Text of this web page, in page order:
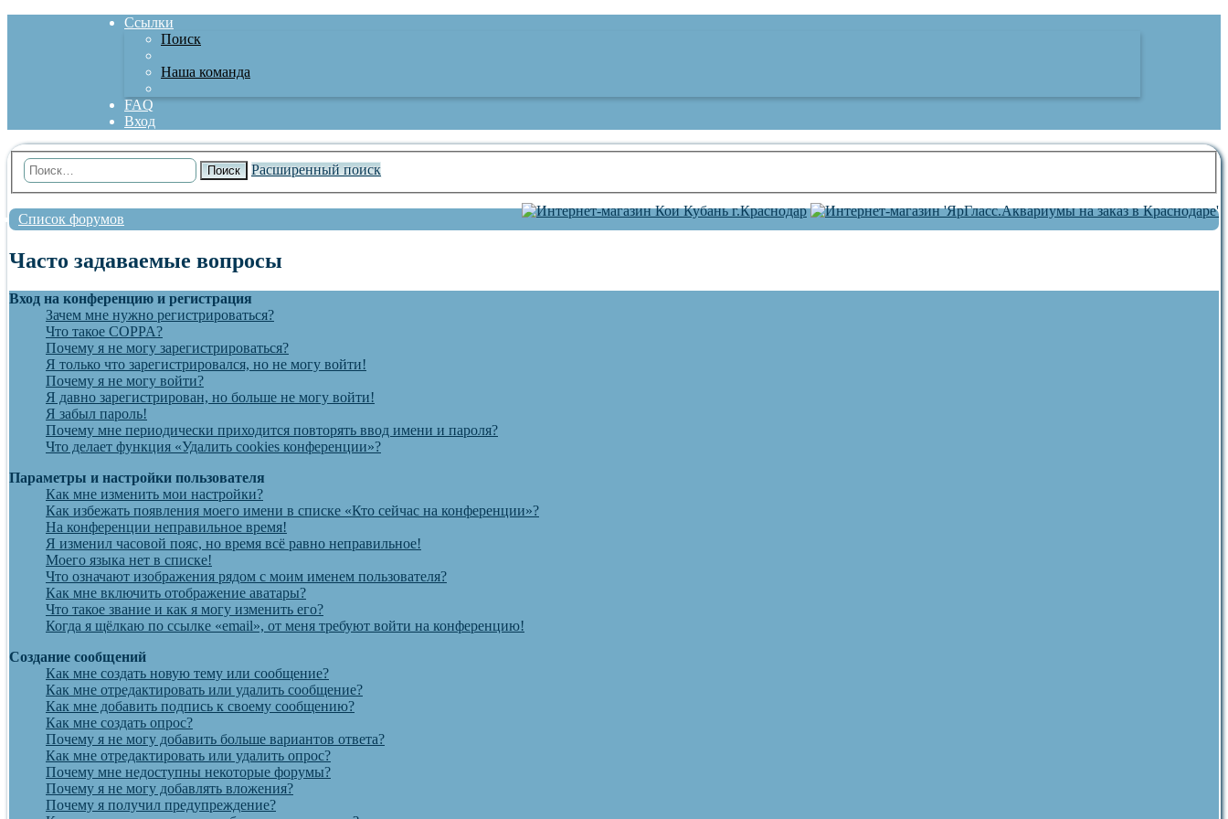
Ссылки
Поиск
Наша команда
FAQ
Вход
Поиск Расширенный поиск
Список форумов
Часто задаваемые вопросы
Вход на конференцию и регистрация
Зачем мне нужно регистрироваться?
Что такое COPPA?
Почему я не могу зарегистрироваться?
Я только что зарегистрировался, но не могу войти!
Почему я не могу войти?
Я давно зарегистрирован, но больше не могу войти!
Я забыл пароль!
Почему мне периодически приходится повторять ввод имени и пароля?
Что делает функция «Удалить cookies конференции»?
Параметры и настройки пользователя
Как мне изменить мои настройки?
Как избежать появления моего имени в списке «Кто сейчас на конференции»?
На конференции неправильное время!
Я изменил часовой пояс, но время всё равно неправильное!
Моего языка нет в списке!
Что означают изображения рядом с моим именем пользователя?
Как мне включить отображение аватары?
Что такое звание и как я могу изменить его?
Когда я щёлкаю по ссылке «email», от меня требуют войти на конференцию!
Создание сообщений
Как мне создать новую тему или сообщение?
Как мне отредактировать или удалить сообщение?
Как мне добавить подпись к своему сообщению?
Как мне создать опрос?
Почему я не могу добавить больше вариантов ответа?
Как мне отредактировать или удалить опрос?
Почему мне недоступны некоторые форумы?
Почему я не могу добавлять вложения?
Почему я получил предупреждение?